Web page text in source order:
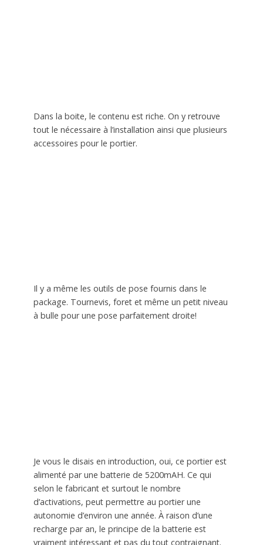
Dans la boite, le contenu est riche. On y retrouve
tout le nécessaire à l’installation ainsi que plusieurs
accessoires pour le portier.
Il y a même les outils de pose fournis dans le
package. Tournevis, foret et même un petit niveau
à bulle pour une pose parfaitement droite!
Je vous le disais en introduction, oui, ce portier est
alimenté par une batterie de 5200mAH. Ce qui
selon le fabricant et surtout le nombre
d’activations, peut permettre au portier une
autonomie d’environ une année. À raison d’une
recharge par an, le principe de la batterie est
vraiment intéressant et pas du tout contraignant.